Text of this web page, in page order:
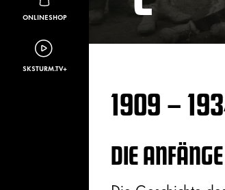
ONLINESHOP
SKSTURM.TV+
1909 –
DIE